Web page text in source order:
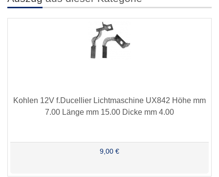
Kohlen 12V f.Ducellier Lichtmaschine UX842 Höhe mm
7.00 Länge mm 15.00 Dicke mm 4.00
9,00 €